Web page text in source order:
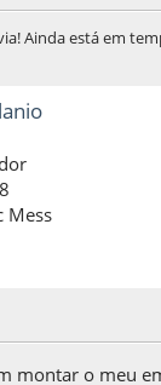
Ainda está em
Mess
montar o meu